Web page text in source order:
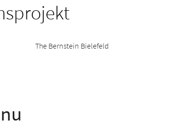
The Bernstein Bielefeld